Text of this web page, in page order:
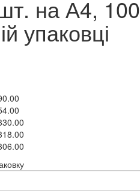
на А4,
упаковці